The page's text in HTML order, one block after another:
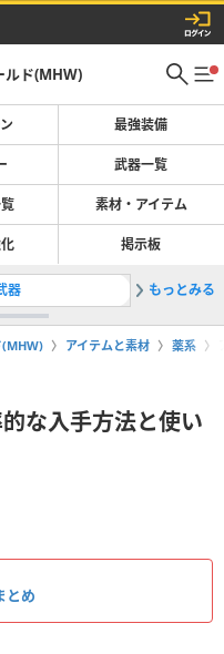
ルド(MHW)
最強装備
武器一覧
素材・アイテム
掲示板
器 2全武器
もっとみる
(MHW) アイテムと素材 薬系
な入手方法と使い
とめ